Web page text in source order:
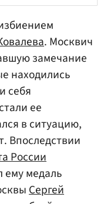
. Москвич
замечание
находились
себя
ее
в ситуацию,
Впоследствии
России
ему медаль
Сергей